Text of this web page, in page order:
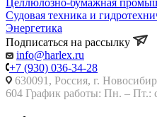
Целлюлозно-бумажная
Судовая техника и
Энергетика
Подписаться на рассылку
info@harlex.ru
+7 (930) 036-34-28
630091, Россия, г.
604 График работы: Пн. – Пт.: